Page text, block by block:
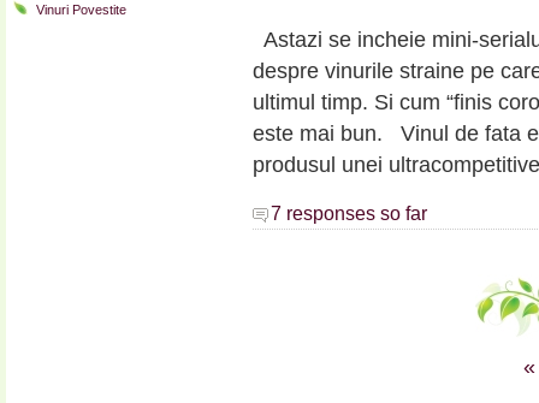
Vinuri Povestite
Astazi se incheie mini-
despre vinurile straine pe
ultimul timp. Si cum “finis
este mai bun. Vinul de fata
produsul unei
7 responses so far